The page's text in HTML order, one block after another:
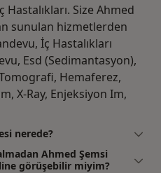
Size Ahmed
sunulan hizmetlerden
İç Hastalıkları
Esd (Sedimantasyon),
Hemaferez,
X-Ray, Enjeksiyon Im,
nerede?
Ahmed Şemsi
görüşebilir miyim?